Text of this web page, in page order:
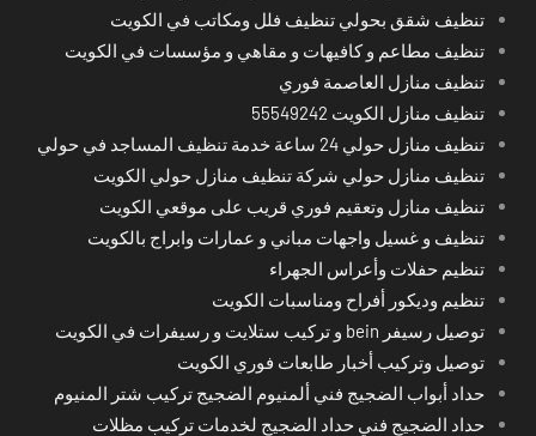
تنظيف شقق بحولي تنظيف فلل ومكاتب في الكويت
تنظيف مطاعم و كافيهات و مقاهي و مؤسسات في الكويت
تنظيف منازل العاصمة فوري
تنظيف منازل الكويت 55549242
تنظيف منازل حولي 24 ساعة خدمة تنظيف المساجد في حولي
تنظيف منازل حولي شركة تنظيف منازل حولي الكويت
تنظيف منازل وتعقيم فوري قريب على موقعي الكويت
تنظيف و غسيل واجهات مباني و عمارات وابراج بالكويت
تنظيم حفلات وأعراس الجهراء
تنظيم وديكور أفراح ومناسبات الكويت
توصيل رسيفر bein و تركيب ستلايت و رسيفرات في الكويت
توصيل وتركيب أخبار طابعات فوري الكويت
حداد أبواب الضجيج فني ألمنيوم الضجيج تركيب شتر المنيوم
حداد الضجيج فني حداد الضجيج لخدمات تركيب مظلات